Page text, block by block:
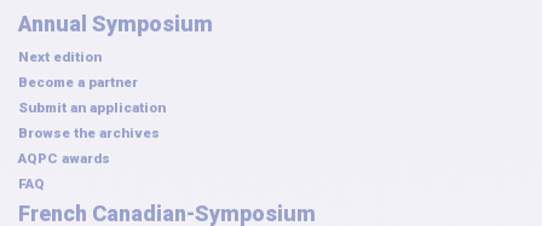
Annual Symposium
Next edition
Become a partner
Submit an application
Browse the archives
AQPC awards
FAQ
French Canadian-Symposium